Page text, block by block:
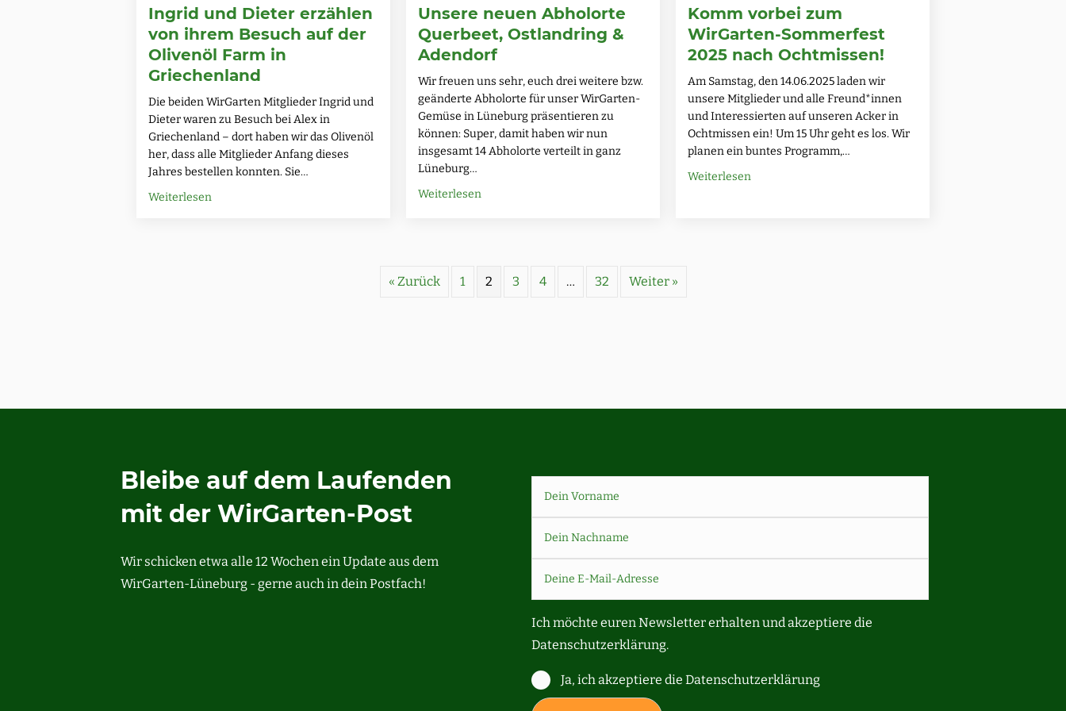
Ingrid und Dieter erzählen
von ihrem Besuch auf der
Olivenöl Farm in
Griechenland
Die beiden WirGarten Mitglieder Ingrid und
Dieter waren zu Besuch bei Alex in
Griechenland – dort haben wir das Olivenöl
her, dass alle Mitglieder Anfang dieses
Jahres bestellen konnten. Sie…
Weiterlesen about Ingrid und Dieter erzählen von ihrem Besuch auf der Olivenöl Farm in Griechenland
Unsere neuen Abholorte
Querbeet, Ostlandring &
Adendorf
Wir freuen uns sehr, euch drei weitere bzw.
geänderte Abholorte für unser WirGarten-
Gemüse in Lüneburg präsentieren zu
können: Super, damit haben wir nun
insgesamt 14 Abholorte verteilt in ganz
Lüneburg…
Weiterlesen
Komm vorbei zum
WirGarten-Sommerfest
2025 nach Ochtmissen!
Am Samstag, den 14.06.2025 laden wir
unsere Mitglieder und alle Freund*innen
und Interessierten auf unseren Acker in
Ochtmissen ein! Um 15 Uhr geht es los. Wir
planen ein buntes Programm,…
Weiterlesen
« Zurück 1 2 3 4 … 32 Weiter »
Bleibe auf dem Laufenden
mit der WirGarten-Post
Wir schicken etwa alle 12 Wochen ein Update aus dem
WirGarten-Lüneburg - gerne auch in dein Postfach!
Ich möchte euren Newsletter erhalten und akzeptiere die
Datenschutzerklärung.
Ja, ich akzeptiere die Datenschutzerklärung